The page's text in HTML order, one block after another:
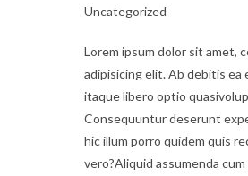
Uncategorized
Lorem ipsum dolor sit amet,
adipisicing elit. Ab debitis ea
itaque libero optio
Consequuntur deserunt
hic illum porro quidem quis
vero?Aliquid assumenda